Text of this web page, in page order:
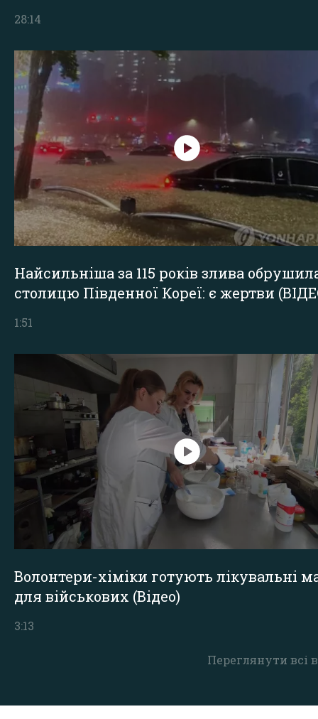
Переглянути всі
28:14
Найсильніша за 115 років злива
столицю Південної Кореї: є жертви
1:51
Волонтери-хіміки готують лікувальні
для військових (Відео)
3:13